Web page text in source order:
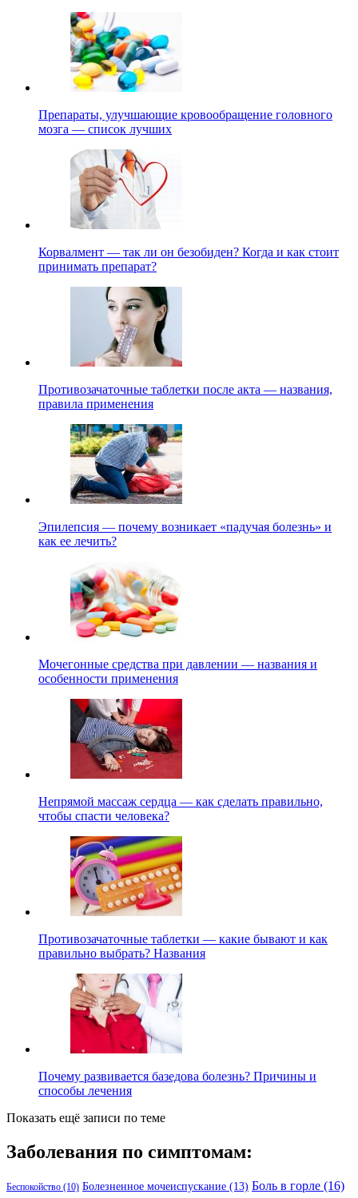
Препараты, улучшающие кровообращение головного
мозга — список лучших
Корвалмент — так ли он безобиден? Когда и как стоит
принимать препарат?
Противозачаточные таблетки после акта — названия,
правила применения
Эпилепсия — почему возникает «падучая болезнь» и
как ее лечить?
Мочегонные средства при давлении — названия и
особенности применения
Непрямой массаж сердца — как сделать правильно,
чтобы спасти человека?
Противозачаточные таблетки — какие бывают и как
правильно выбрать? Названия
Почему развивается базедова болезнь? Причины и
способы лечения
Показать ещё записи по теме
Заболевания по симптомам:
Беспокойство (10) Болезненное мочеиспускание (13) Боль в горле (16)